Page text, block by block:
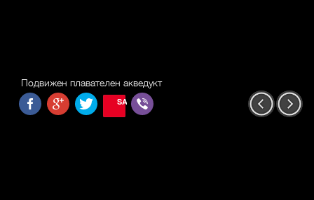
Подвижен плавателен акведукт
SAVE